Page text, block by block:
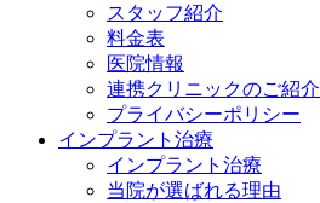
スタッフ紹介
料金表
医院情報
連携クリニックのご紹介
プライバシーポリシー
インプラント治療
インプラント治療
当院が選ばれる理由